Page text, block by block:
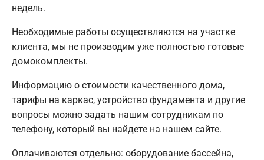
недель.
Необходимые работы осуществляются на участке
клиента, мы не производим уже полностью готовые
домокомплекты.
Информацию о стоимости качественного дома,
тарифы на каркас, устройство фундамента и другие
вопросы можно задать нашим сотрудникам по
телефону, который вы найдете на нашем сайте.
Оплачиваются отдельно: оборудование бассейна,